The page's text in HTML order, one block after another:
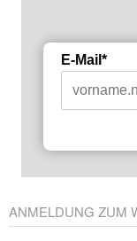
E-Mail*
ANMELDUNG ZUM